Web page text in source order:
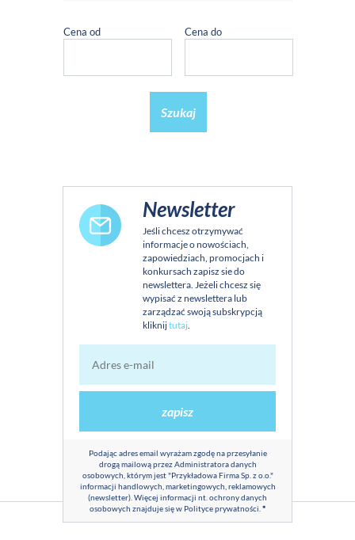
Cena od Cena do
Szukaj
Newsletter
Jeśli chcesz otrzymywać
informacje o nowościach,
zapowiedziach, promocjach i
konkursach zapisz sie do
newslettera. Jeżeli chcesz się
wypisać z newslettera lub
zarządzać swoją subskrypcją
kliknijtutaj.
zapisz
Podając adres email wyrażam zgodę na przesyłanie
drogą mailową przez Administratora danych
osobowych, którym jest "Przykładowa Firma Sp. z o.o."
informacji handlowych, marketingowych, reklamowych
(newsletter). Więcej informacji nt. ochrony danych
osobowych znajduje się w Polityce prywatności *